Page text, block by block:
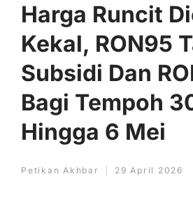
Harga Runcit
Kekal, RON95
Subsidi Dan
Bagi Tempoh
Hingga 6 Mei
Petikan Akhbar 29 April 2026